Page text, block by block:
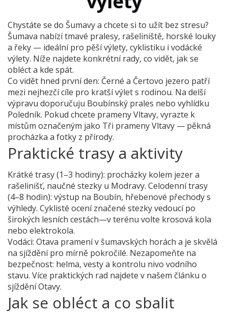
Chystáte se do Šumavy a chcete si to užít bez stresu?
Šumava nabízí tmavé pralesy, rašeliniště, horské louky
a řeky — ideální pro pěší výlety, cyklistiku i vodácké
výlety. Níže najdete konkrétní rady, co vidět, jak se
obléct a kde spát.
Co vidět hned první den: Černé a Čertovo jezero patří
mezi nejhezčí cíle pro kratší výlet s rodinou. Na delší
výpravu doporučuju Boubínský prales nebo vyhlídku
Poledník. Pokud chcete prameny Vltavy, vyrazte k
místům označeným jako Tři prameny Vltavy — pěkná
procházka a fotky z přírody.
Praktické trasy a aktivity
Krátké trasy (1–3 hodiny): procházky kolem jezer a
rašelinišť, naučné stezky u Modravy. Celodenní trasy
(4–8 hodin): výstup na Boubín, hřebenové přechody s
výhledy. Cyklisté ocení značené stezky vedoucí po
širokých lesních cestách—v terénu volte krosová kola
nebo elektrokola.
Vodáci: Otava pramení v šumavských horách a je skvělá
na sjíždění pro mírně pokročilé. Nezapomeňte na
bezpečnost: helma, vesty a kontrolu nivo vodního
stavu. Více praktických rad najdete v našem článku o
sjíždění Otavy.
Jak se obléct a co sbalit